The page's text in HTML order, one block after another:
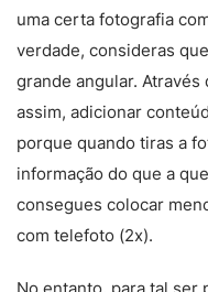
uma certa fotografia
verdade, consideras
grande angular.
assim, adicionar
porque quando tiras a
informação do que a
consegues colocar
com telefoto (2x).
No entanto, para tal ser